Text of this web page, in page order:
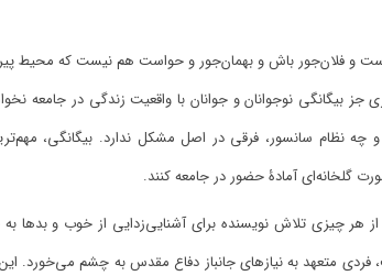
و فلان‌جور باش و بهمان‌جور و حواست هم نیست که محیط
نوجوانان و جوانان با واقعیت زندگی در جامعه
نظام سانسور، فرقی در اصل مشکل ندارد. بیگانگی،
گلخانه‌ای آمادۀ حضور در جامعه کنند.
هر چیزی تلاش نویسنده برای آشنایی‌زدایی از خوب و بدها
متعهد به نیازهای جانباز دفاع مقدس به چشم می‌خورد.